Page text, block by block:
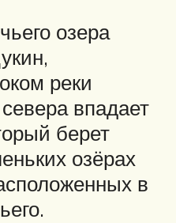
озера
реки
впадает
берет
озёрах
в